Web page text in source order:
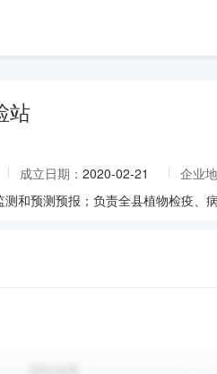
站
成立日期： 2020-02-21 企业